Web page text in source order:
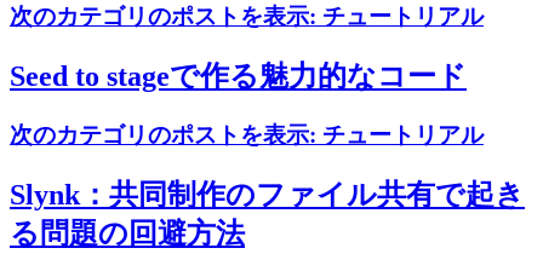
次のカテゴリのポストを表示: チュートリアル
Seed to stageで作る魅力的なコード
次のカテゴリのポストを表示: チュートリアル
Slynk：共同制作のファイル共有で起き
る問題の回避方法